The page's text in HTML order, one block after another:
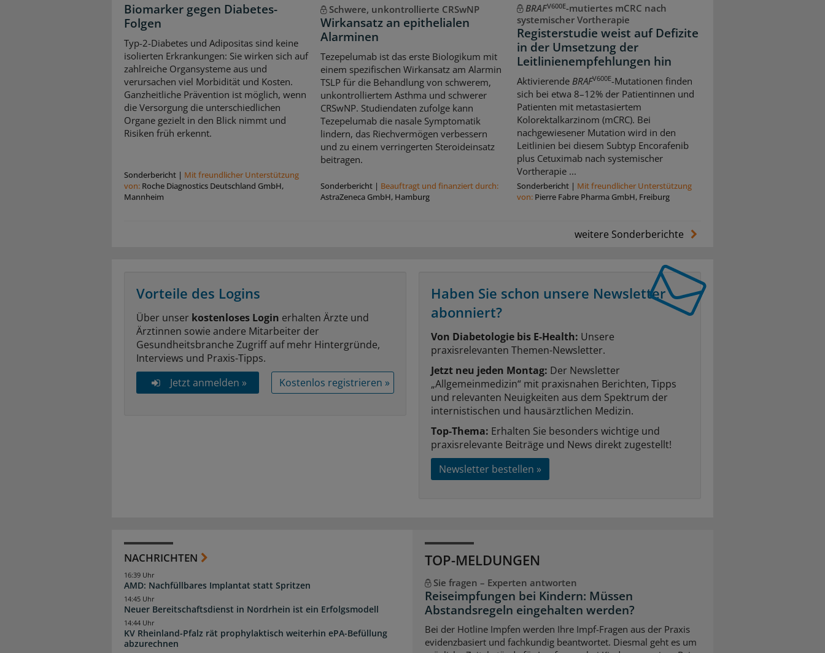
Biomarker gegen Diabetes-
Folgen
Typ-2-Diabetes und Adipositas sind keine
isolierten Erkrankungen: Sie wirken sich auf
zahlreiche Organsysteme aus und
verursachen viel Morbidität und Kosten.
Ganzheitliche Prävention ist möglich, wenn
die Versorgung die unterschiedlichen
Organe gezielt in den Blick nimmt und
Risiken früh erkennt.
Sonderbericht | Mit freundlicher Unterstützung
von: Roche Diagnostics Deutschland GmbH,
Mannheim
Schwere, unkontrollierte CRSwNP
Wirkansatz an epithelialen
Alarminen
Tezepelumab ist das erste Biologikum mit
einem spezifischen Wirkansatz am Alarmin
TSLP für die Behandlung von schwerem,
unkontrolliertem Asthma und schwerer
CRSwNP. Studiendaten zufolge kann
Tezepelumab die nasale Symptomatik
lindern, das Riechvermögen verbessern
und zu einem verringerten Steroideinsatz
beitragen.
Sonderbericht| Beauftragt und ﬁnanziert durch:
AstraZeneca GmbH, Hamburg
BRAFV600E-mutiertes mCRC nach
systemischer Vortherapie
Registerstudie weist auf Defizite
in der Umsetzung der
Leitlinienempfehlungen hin
Aktivierende BRAFV600E-Mutationen finden
sich bei etwa 8–12% der Patientinnen und
Patienten mit metastasiertem
Kolorektalkarzinom (mCRC). Bei
nachgewiesener Mutation wird in den
Leitlinien bei diesem Subtyp Encorafenib
plus Cetuximab nach systemischer
Vortherapie ...
Sonderbericht| Mit freundlicher Unterstützung
von: Pierre Fabre Pharma GmbH, Freiburg
weitere Sonderberichte
Vorteile des Logins
Über unser kostenloses Login erhalten Ärzte und
Ärztinnen sowie andere Mitarbeiter der
Gesundheitsbranche Zugriff auf mehr Hintergründe,
Interviews und Praxis-Tipps.
Jetzt anmelden »
Kostenlos registrieren »
Haben Sie schon unsere Newsletter
abonniert?
Von Diabetologie bis E-Health: Unsere
praxisrelevanten Themen-Newsletter.
Jetzt neu jeden Montag: Der Newsletter
„Allgemeinmedizin“ mit praxisnahen Berichten, Tipps
und relevanten Neuigkeiten aus dem Spektrum der
internistischen und hausärztlichen Medizin.
Top-Thema: Erhalten Sie besonders wichtige und
praxisrelevante Beiträge und News direkt zugestellt!
Newsletter bestellen »
NACHRICHTEN
AMD: Nachfüllbares Implantat statt Spritzen
16:39 Uhr
Neuer Bereitschaftsdienst in Nordrhein ist ein Erfolgsmodell
14:45 Uhr
KV Rheinland-Pfalz rät prophylaktisch weiterhin ePA-Befüllung
abzurechnen
14:44 Uhr
TOP-MELDUNGEN
Sie fragen – Experten antworten
Reiseimpfungen bei Kindern: Müssen
Abstandsregeln eingehalten werden?
Bei der Hotline Impfen werden Ihre Impf-Fragen aus der Praxis
evidenzbasiert und fachkundig beantwortet. Diesmal geht es um